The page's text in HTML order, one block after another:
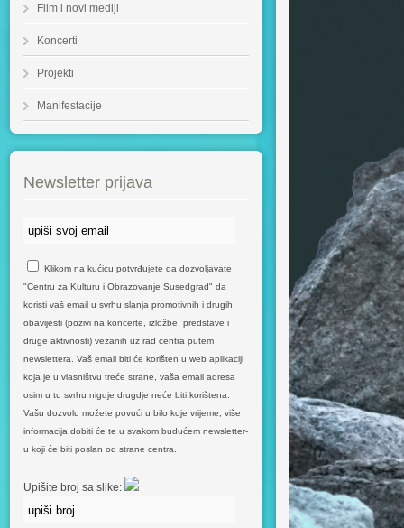
Film i novi mediji
Koncerti
Projekti
Manifestacije
Newsletter prijava
Klikom na kućicu potvrđujete da dozvoljavate
"Centru za Kulturu i Obrazovanje Susedgrad" da
koristi vaš email u svrhu slanja promotivnih i drugih
obavijesti (pozivi na koncerte, izložbe, predstave i
druge aktivnosti) vezanih uz rad centra putem
newslettera. Vaš email biti će korišten u web aplikaciji
koja je u vlasništvu treće strane, vaša email adresa
osim u tu svrhu nigdje drugdje neće biti korištena.
Vašu dozvolu možete povući u bilo koje vrijeme, više
informacija dobiti će te u svakom budućem newsletter-
u koji će biti poslan od strane centra.
Upišite broj sa slike: